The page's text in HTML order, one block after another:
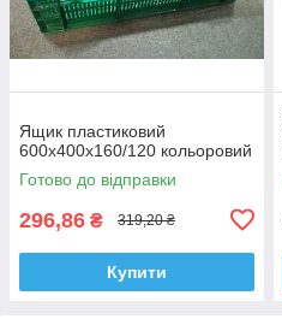
Ящик пластиковий
600х400х160/120 кольоровий
Готово до відправки
296,86 ₴ 319,20 ₴
Купити